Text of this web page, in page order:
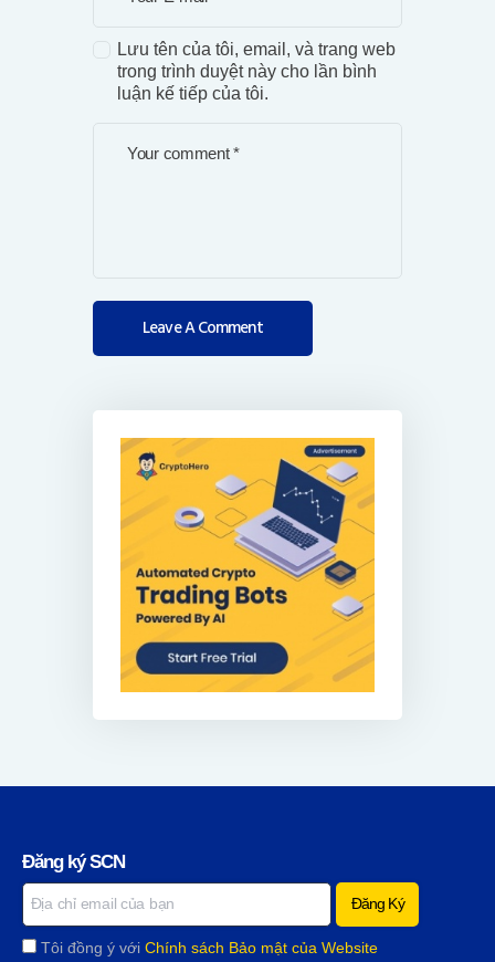
Lưu tên của tôi, email, và trang web
trong trình duyệt này cho lần bình
luận kế tiếp của tôi.
Đăng ký SCN
Tôi đồng ý với Chính sách Bảo mật của Website